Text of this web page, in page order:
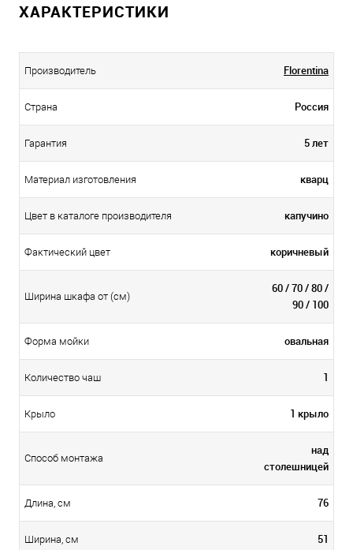
ХАРАКТЕРИСТИКИ
Производитель Florentina
Страна Россия
Гарантия 5 лет
Материал изготовления кварц
Цвет в каталоге производителя капучино
Фактический цвет коричневый
Ширина шкафа от (см)
60 / 70 / 80 /
90 / 100
Форма мойки овальная
Количество чаш 1
Крыло 1 крыло
Способ монтажа
над
столешницей
Длина, см 76
Ширина, см 51